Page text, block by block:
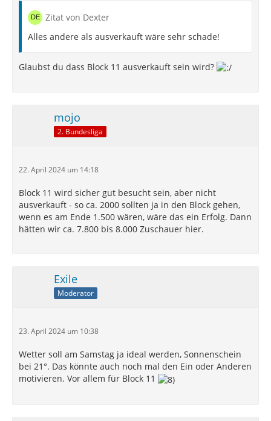
Zitat von Dexter
Alles andere als ausverkauft wäre sehr schade!
Glaubst du dass Block 11 ausverkauft sein wird?
mojo
2. Bundesliga
22. April 2024 um 14:18
Block 11 wird sicher gut besucht sein, aber nicht
ausverkauft - so ca. 2000 sollten ja in den Block gehen,
wenn es am Ende 1.500 wären, wäre das ein Erfolg. Dann
hätten wir ca. 7.800 bis 8.000 Zuschauer hier.
Exile
Moderator
23. April 2024 um 10:38
Wetter soll am Samstag ja ideal werden, Sonnenschein
bei 21°. Das könnte auch noch mal den Ein oder Anderen
motivieren. Vor allem für Block 11